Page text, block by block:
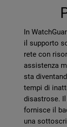
In
il supporto
rete con
assistenza
sta
tempi di
disastrose.
fornisce il
una